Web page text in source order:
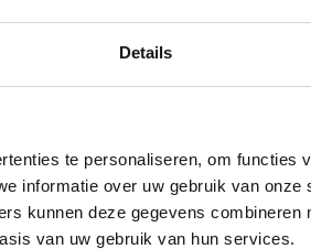
Details
te personaliseren, om functies
informatie over uw gebruik van
kunnen deze gegevens combineren
van uw gebruik van hun services.